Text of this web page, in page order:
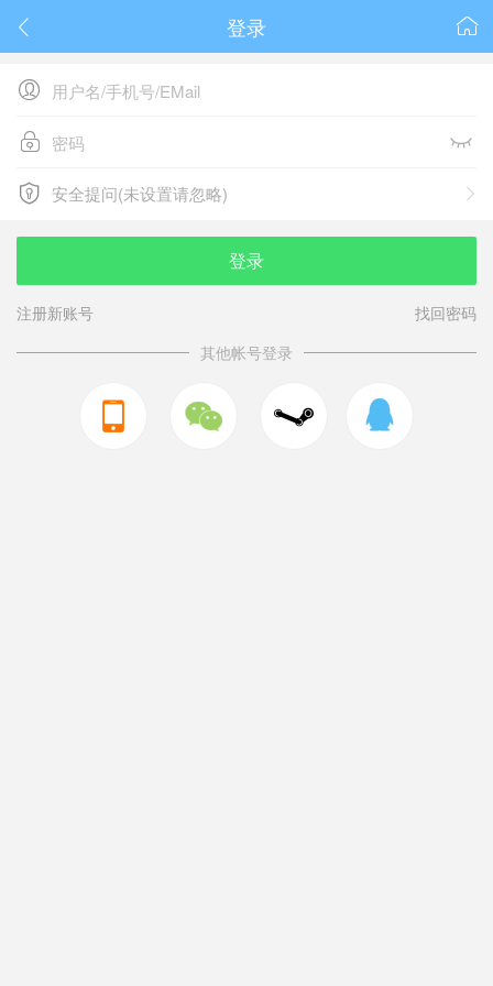
 
登录

 
 
安全提问(未设置请忽略)
安全提问(未设置请忽略)
登录
注册新账号
找回密码
其他帐号登录
  